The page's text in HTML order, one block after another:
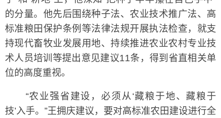
的分量。他先后围绕种子法、农业技术推广法、高
标准粮田保护条例等法律法规开展执法检查，就支
持现代畜牧业发展用地、持续推进农业农村专业技
术人员培训等提出意见建议11条，得到省直相关单
位的高度重视。
“农业强省建设，必须从‘藏粮于地、藏粮于
技’入手。”王拥庆建议，要对高标准农田建设进行全